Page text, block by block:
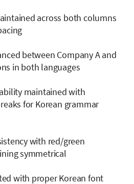
across both columns
between Company A and
in both languages
maintained with
for Korean grammar
with red/green
symmetrical
with proper Korean font